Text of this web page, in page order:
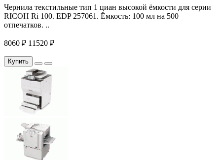
Чернила текстильные тип 1 циан высокой ёмкости для серии
RICOH Ri 100. EDP 257061. Ёмкость: 100 мл на 500
отпечатков. ..
8060 ₽ 11520 ₽
Купить